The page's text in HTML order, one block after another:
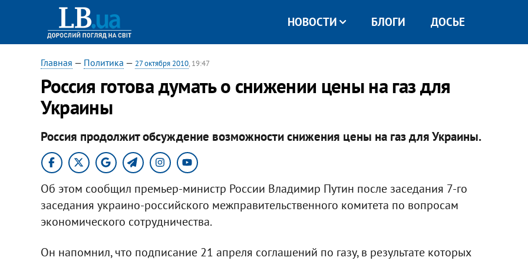
НОВОСТИ БЛОГИ ДОСЬЕ
Главная — Политика — 27 октября 2010, 19:47
Россия готова думать о снижении цены на газ для
Украины
Россия продолжит обсуждение возможности снижения цены на газ для Украины.
Об этом сообщил премьер-министр России Владимир Путин после заседания 7-го
заседания украино-российского межправительственного комитета по вопросам
экономического сотрудничества.
Он напомнил, что подписание 21 апреля соглашений по газу, в результате которых